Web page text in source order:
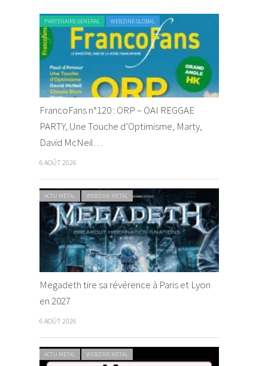
PARTENAIRE GENERAL WEBZINE GLOBAL
FrancoFans n°120 : ORP – OAI REGGAE
PARTY, Une Touche d’Optimisme, Marty,
David McNeil…
6 AOÛT 2026
ACTU METAL WEBZINE METAL
Megadeth tire sa révérence à Paris et Lyon
en 2027
6 AOÛT 2026
ACTU METAL WEBZINE METAL